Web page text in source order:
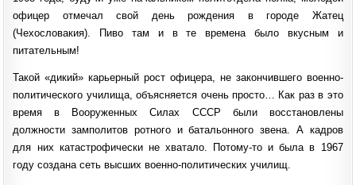
офицер отмечал свой день рождения в городе Жатец
(Чехословакия). Пиво там и в те времена было вкусным и
питательным!
Такой «дикий» карьерный рост офицера, не закончившего военно-
политического училища, объясняется очень просто… Как раз в это
время в Вооруженных Силах СССР были восстановлены
должности замполитов ротного и батальонного звена. А кадров
для них катастрофически не хватало. Потому-то и была в 1967
году создана сеть высших военно-политических училищ.